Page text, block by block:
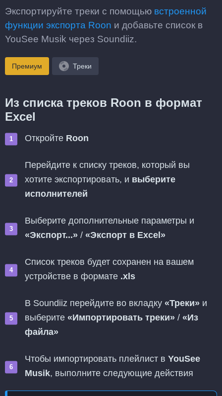
Экспортируйте треки с помощью встроенной
функции экспорта Roon и добавьте список в
YouSee Musik через Soundiiz.
Премиум Треки
Из списка треков Roon в формат
Excel
Откройте Roon
Перейдите к списку треков, который вы
хотите экспортировать, и выберите
исполнителей
Выберите дополнительные параметры и
«Экспорт...» / «Экспорт в Excel»
Список треков будет сохранен на вашем
устройстве в формате .xls
В Soundiiz перейдите во вкладку «Треки» и
выберите «Импортировать треки» / «Из
файла»
Чтобы импортировать плейлист в YouSee
Musik, выполните следующие действия